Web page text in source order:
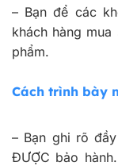
– Bạn để các
khách hàng
phẩm.
Cách trình bày
– Bạn ghi rõ
ĐƯỢC bảo